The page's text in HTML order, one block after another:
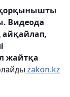
қорқынышты
Видеода
айқайлап,
жайтқа
zakon.kz